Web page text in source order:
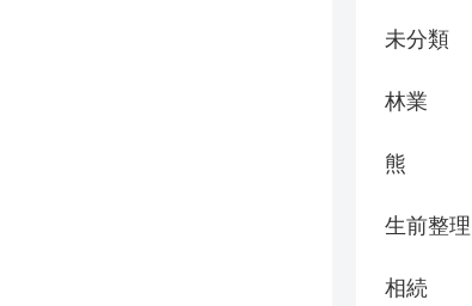
未分類
林業
熊
生前整理
相続